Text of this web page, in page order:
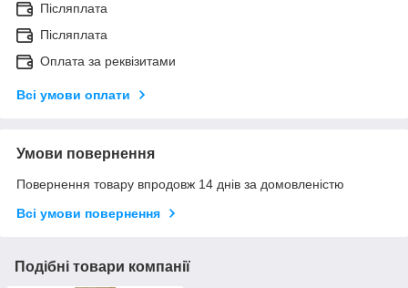
Післяплата
Післяплата
Оплата за реквізитами
Всі умови оплати
Умови повернення
Повернення товару впродовж 14 днів за домовленістю
Всі умови повернення
Подібні товари компанії